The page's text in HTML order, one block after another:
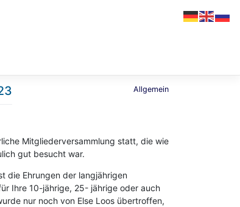
Allgemein
Mitgliederversammlung statt, die wie
gut besucht war.
die Ehrungen der langjährigen
Ihre 10-jährige, 25- jährige oder auch
nur noch von Else Loos übertroffen,